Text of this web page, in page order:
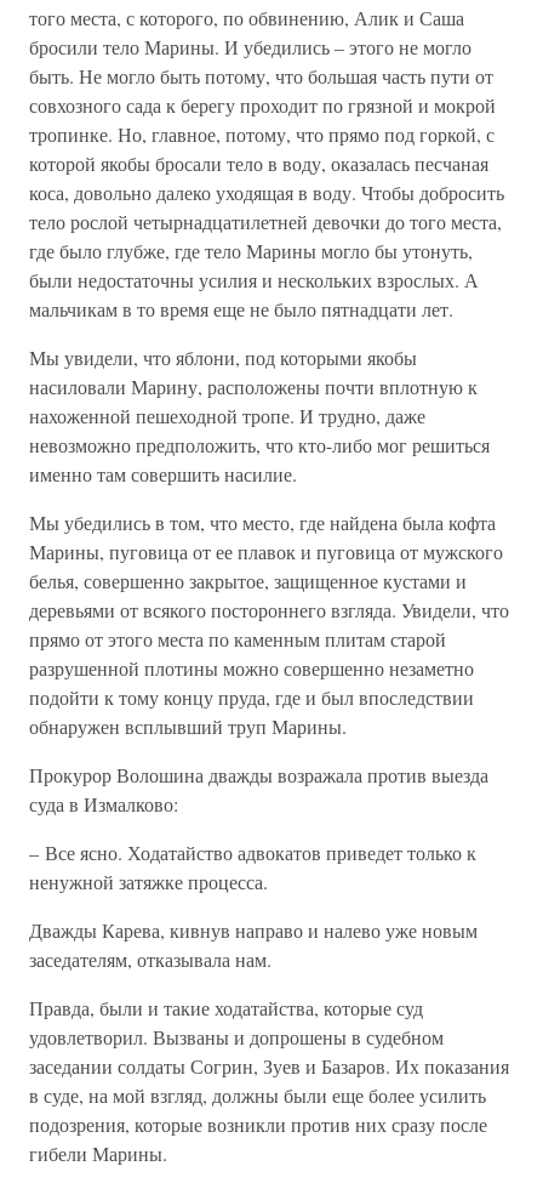
того места, с которого, по обвинению, Алик и Саша
бросили тело Марины. И убедились – этого не могло
быть. Не могло быть потому, что большая часть пути от
совхозного сада к берегу проходит по грязной и мокрой
тропинке. Но, главное, потому, что прямо под горкой, с
которой якобы бросали тело в воду, оказалась песчаная
коса, довольно далеко уходящая в воду. Чтобы добросить
тело рослой четырнадцатилетней девочки до того места,
где было глубже, где тело Марины могло бы утонуть,
были недостаточны усилия и нескольких взрослых. А
мальчикам в то время еще не было пятнадцати лет.
Мы увидели, что яблони, под которыми якобы
насиловали Марину, расположены почти вплотную к
нахоженной пешеходной тропе. И трудно, даже
невозможно предположить, что кто-либо мог решиться
именно там совершить насилие.
Мы убедились в том, что место, где найдена была кофта
Марины, пуговица от ее плавок и пуговица от мужского
белья, совершенно закрытое, защищенное кустами и
деревьями от всякого постороннего взгляда. Увидели, что
прямо от этого места по каменным плитам старой
разрушенной плотины можно совершенно незаметно
подойти к тому концу пруда, где и был впоследствии
обнаружен всплывший труп Марины.
Прокурор Волошина дважды возражала против выезда
суда в Измалково:
– Все ясно. Ходатайство адвокатов приведет только к
ненужной затяжке процесса.
Дважды Карева, кивнув направо и налево уже новым
заседателям, отказывала нам.
Правда, были и такие ходатайства, которые суд
удовлетворил. Вызваны и допрошены в судебном
заседании солдаты Согрин, Зуев и Базаров. Их показания
в суде, на мой взгляд, должны были еще более усилить
подозрения, которые возникли против них сразу после
гибели Марины.